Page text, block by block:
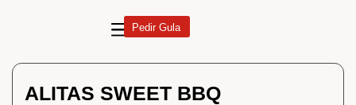
Pedir Gula
ALITAS SWEET BBQ